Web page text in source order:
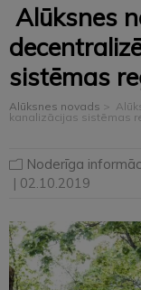
Alūksnes
sistēmas
Alūksnes novads >
kanalizācijas sistēmas
Noderīga
| 02.10.2019